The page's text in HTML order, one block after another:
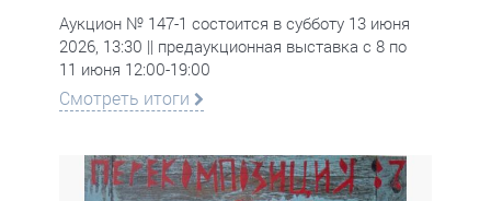
Аукцион № 147-1 состоится в субботу 13 июня
2026, 13:30 || предаукционная выставка с 8 по
11 июня 12:00-19:00
Смотреть итоги